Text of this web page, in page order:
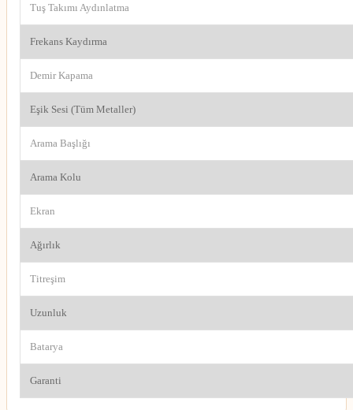
Tuş Takımı Aydınlatma
Frekans Kaydırma
Demir Kapama
Eşik Sesi (Tüm Metaller)
Arama Başlığı
Arama Kolu
Ekran
Ağırlık
Titreşim
Uzunluk
Batarya
Garanti